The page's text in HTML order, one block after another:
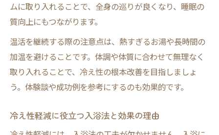
ムに取り入れることで、全身の巡りが良くなり、睡眠の
質向上にもつながります。
温活を継続する際の注意点は、熱すぎるお湯や長時間の
加温を避けることです。体調や体質に合わせて無理なく
取り入れることで、冷え性の根本改善を目指しましょ
う。体験談や成功例を参考にするのも効果的です。
冷え性軽減に役立つ入浴法と効果の理由